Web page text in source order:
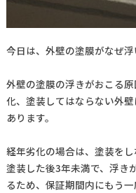
今日は、外壁の塗膜がなぜ浮
外壁の塗膜の浮きがおこる
化、塗装してはならない外
あります。
経年劣化の場合は、塗装をし
塗装した後3年未満で、浮き
るため、保証期間内にもう